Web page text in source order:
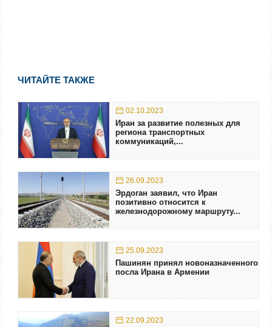
ЧИТАЙТЕ ТАКЖЕ
02.10.2023
Иран за развитие полезных для
региона транспортных
коммуникаций,...
26.09.2023
Эрдоган заявил, что Иран
позитивно относится к
железнодорожному маршруту...
25.09.2023
Пашинян принял новоназначенного
посла Ирана в Армении
22.09.2023